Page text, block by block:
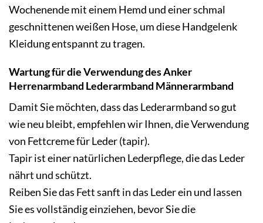
Wochenende mit einem Hemd und einer schmal
geschnittenen weißen Hose, um diese Handgelenk
Kleidung entspannt zu tragen.
Wartung für die Verwendung des Anker
Herrenarmband Lederarmband Männerarmband
Damit Sie möchten, dass das Lederarmband so gut
wie neu bleibt, empfehlen wir Ihnen, die Verwendung
von Fettcreme für Leder (tapir).
Tapir ist einer natürlichen Lederpflege, die das Leder
nährt und schützt.
Reiben Sie das Fett sanft in das Leder ein und lassen
Sie es vollständig einziehen, bevor Sie die